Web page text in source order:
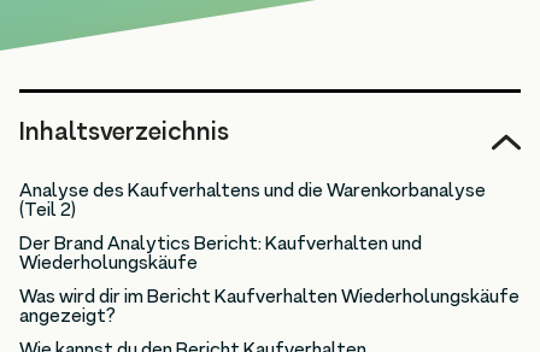
Inhaltsverzeichnis
Analyse des Kaufverhaltens und die Warenkorbanalyse
(Teil 2)
Der Brand Analytics Bericht: Kaufverhalten und
Wiederholungskäufe
Was wird dir im Bericht Kaufverhalten Wiederholungskäufe
angezeigt?